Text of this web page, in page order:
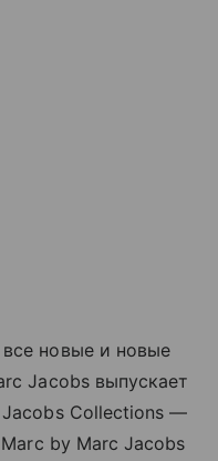
новые и новые
Jаcоbs выпускает
Collections —
by Marc Jacobs